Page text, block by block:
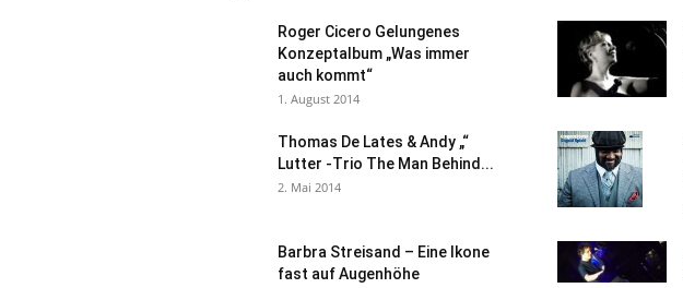
Roger Cicero Gelungenes
Konzeptalbum „Was immer
auch kommt“
1. August 2014
Thomas De Lates & Andy „“
Lutter -Trio The Man Behind...
2. Mai 2014
Barbra Streisand – Eine Ikone
fast auf Augenhöhe